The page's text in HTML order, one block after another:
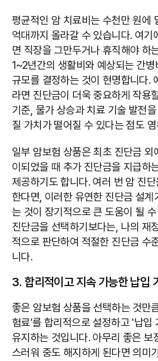
평균적인 암 치료비는 수천만 원에
억대까지 올라갈 수 있습니다. 여기
면 직장을 그만두거나 휴직해야 하
1~2년간의 생활비와 예상되는 간
규모를 결정하는 것이 현명합니다.
라면 진단금이 더욱 중요하게 작용
기준, 물가 상승과 치료 기술 발전
질 가치가 떨어질 수 있다는 점도
일부 암보험 상품은 최초 진단금 외
이되었을 때 추가 진단금을 지급하
제공하기도 합니다. 여러 번 암 진
한다면, 이러한 유연한 진단금 설계
는 것이 장기적으로 큰 도움이 될
진단금을 선택하기보다는, 나의 재
적으로 판단하여 적절한 진단금 수
니다.
3. 합리적이고 지속 가능한 납입
좋은 암보험 상품을 선택하는 것만
험료'를 합리적으로 설정하고 '납입
유지하는 것입니다. 아무리 좋은 보
스러워 중도 해지하게 된다면 의미